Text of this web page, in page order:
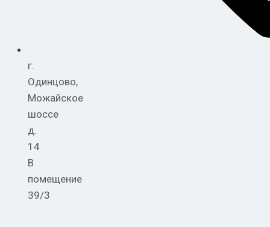
г.
Одинцово,
Можайское
шоссе
д.
14
В
помещение
39/3